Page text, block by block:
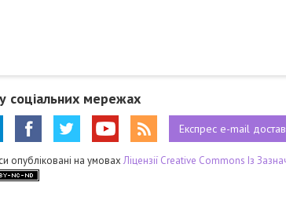
соціальних мережах
Експрес e-mail
опубліковані на умовах Ліцензії Creative Commons Із